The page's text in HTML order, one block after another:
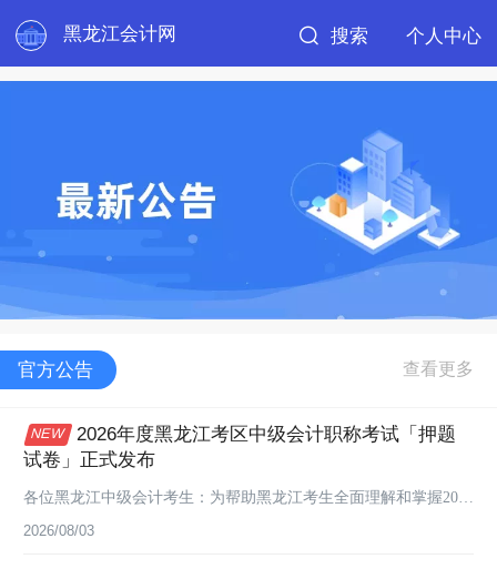
黑龙江会计网 搜索 个人中心
官方公告
2026年度黑龙江考区中级会计职称考试「押题
试卷」正式发布
各位黑龙江中级会计考生：为帮助黑龙江考生全面理解和掌握2026
年度中级会计资格考试的新大纲和新教材内容，帮助考生更好的进
2026/08/03